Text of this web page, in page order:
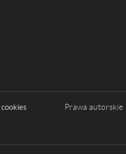
Prawa autorskie